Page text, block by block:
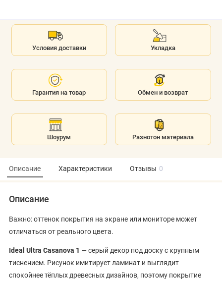
Условия доставки Укладка
Гарантия на товар Обмен и возврат
Шоурум Разнотон материала
Описание Характеристики Отзывы 0
Описание
Важно: оттенок покрытия на экране или мониторе может
отличаться от реального цвета.
Ideal Ultra Casanova 1 — серый декор под доску с крупным
тиснением. Рисунок имитирует ламинат и выглядит
спокойнее тёплых древесных дизайнов, поэтому покрытие